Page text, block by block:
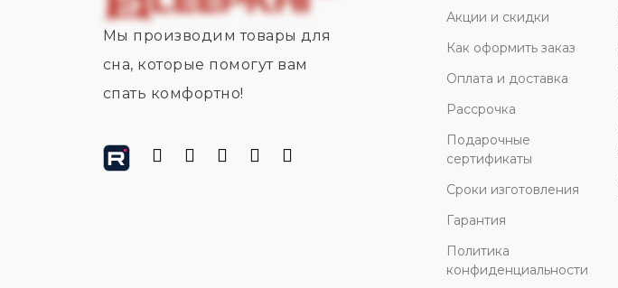
Мы производим товары для
сна, которые помогут вам
спать комфортно!
Акции и скидки
Как оформить заказ
Оплата и доставка
Рассрочка
Подарочные
сертификаты
Сроки изготовления
Гарантия
Политика
конфиденциальности